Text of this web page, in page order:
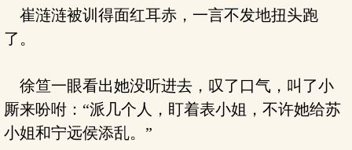
崔涟涟被训得面红耳赤，一言不发地扭头跑
了。
徐笪一眼看出她没听进去，叹了口气，叫了小
厮来吩咐：“派几个人，盯着表小姐，不许她给苏
小姐和宁远侯添乱。”